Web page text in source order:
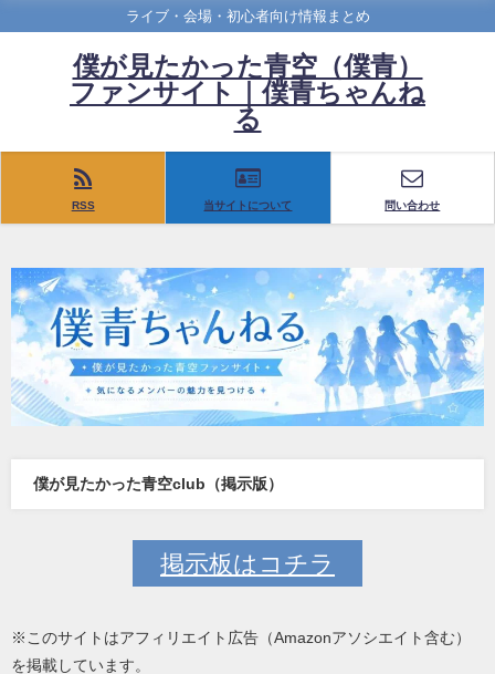
ライブ・会場・初心者向け情報まとめ
僕が見たかった青空（僕青）
ファンサイト｜僕青ちゃんね
る
RSS 当サイトについて 問い合わせ
僕が見たかった青空club（掲示版）
掲示板はコチラ
※このサイトはアフィリエイト広告（Amazonアソシエイト含む）
を掲載しています。